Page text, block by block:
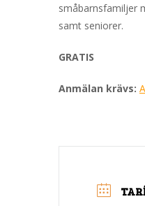
småbarnsfamiljer
samt seniorer.
GRATIS
Anmälan krävs: